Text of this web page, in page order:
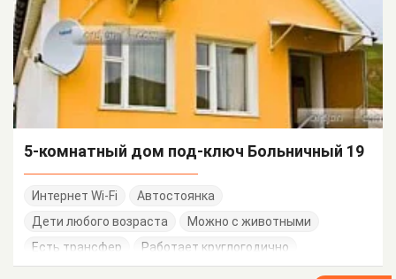
5-комнатный дом под-ключ Больничный 19
Интернет Wi-Fi
Автостоянка
Дети любого возраста
Можно с животными
Есть трансфер
Работает круглогодично